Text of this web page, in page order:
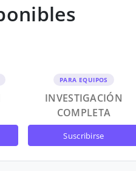
PARA EQUIPOS
INVESTIGACIÓN
COMPLETA
suscribirse